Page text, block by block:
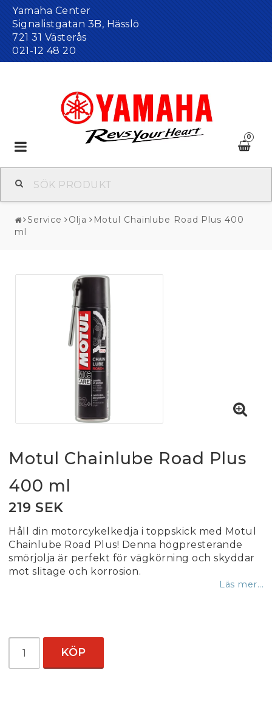
Yamaha Center
Signalistgatan 3B, Hässlö
721 31 Västerås
021-12 48 20
0
Toggle
navigation
Service Olja
Motul Chainlube Road Plus 400
ml
Motul Chainlube Road Plus
400 ml
219 SEK
Håll din motorcykelkedja i toppskick med Motul
Chainlube Road Plus! Denna högpresterande
smörjolja är perfekt för vägkörning och skyddar
mot slitage och korrosion.
Läs mer...
KÖP